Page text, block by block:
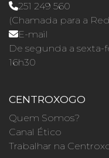
251 249 560
(Chamada para a
E-mail
De segunda a sexta-
16h30
CENTROXOGO
Quem Somos?
Canal Ético
Trabalhar na